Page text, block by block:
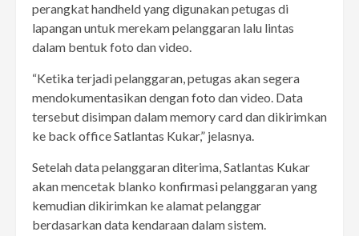
perangkat handheld yang digunakan petugas di
lapangan untuk merekam pelanggaran lalu lintas
dalam bentuk foto dan video.
“Ketika terjadi pelanggaran, petugas akan segera
mendokumentasikan dengan foto dan video. Data
tersebut disimpan dalam memory card dan dikirimkan
ke back office Satlantas Kukar,” jelasnya.
Setelah data pelanggaran diterima, Satlantas Kukar
akan mencetak blanko konfirmasi pelanggaran yang
kemudian dikirimkan ke alamat pelanggar
berdasarkan data kendaraan dalam sistem.